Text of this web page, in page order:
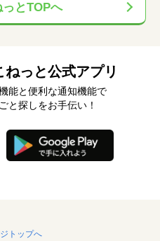
とTOPへ
ねっと公式アプリ
能と便利な通知機能で
と探しをお手伝い！
トップへ